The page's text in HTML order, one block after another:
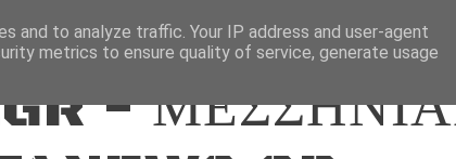
-
and to analyze traffic. Your IP address and user-agent
metrics to ensure quality of service, generate usage